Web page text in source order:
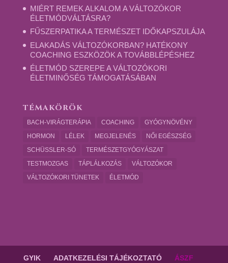
MIÉRT REMEK ALKALOM A VÁLTOZÓKOR
ÉLETMÓDVÁLTÁSRA?
FŰSZERPATIKA A TERMÉSZET IDŐKAPSZULÁJA
ELAKADÁS VÁLTOZÓKORBAN? HATÉKONY
COACHING ESZKÖZÖK A TOVÁBBLÉPÉSHEZ
ÉLETMÓD SZEREPE A VÁLTOZÓKORI
ÉLETMINŐSÉG TÁMOGATÁSÁBAN
TÉMAKÖRÖK
BACH-VIRÁGTERÁPIA COACHING
GYÓGYNÖVÉNY
HORMON
LÉLEK MEGJELENÉS
NŐI EGÉSZSÉG
SCHÜSSLER-SÓ
TERMÉSZETGYÓGYÁSZAT
TESTMOZGAS
TÁPLÁLKOZÁS
VÁLTOZÓKOR
VÁLTOZÓKORI TÜNETEK
ÉLETMÓD
GYIK ADATKEZELÉSI TÁJÉKOZTATÓ
ÁSZF